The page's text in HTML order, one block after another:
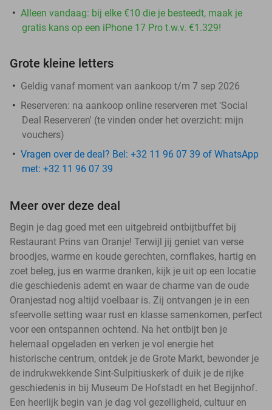
Alleen vandaag: bij elke €10 die je besteedt, maak je
gratis kans op een iPhone 17 Pro t.w.v. €1.329!
Grote kleine letters
Geldig vanaf moment van aankoop t/m 7 sep 2026
Reserveren: na aankoop online reserveren met 'Social
Deal Reserveren' (te vinden onder het overzicht: mijn
vouchers)
Vragen over de deal? Bel: +32 11 96 07 39 of WhatsApp
met: +32 11 96 07 39
Meer over deze deal
Begin je dag goed met een uitgebreid ontbijtbuffet bij
Restaurant Prins van Oranje! Terwijl jij geniet van verse
broodjes, warme en koude gerechten, cornflakes, hartig en
zoet beleg, jus en warme dranken, kijk je uit op een locatie
die geschiedenis ademt en waar de charme van de oude
Oranjestad nog altijd voelbaar is. Zij ontvangen je in een
sfeervolle setting waar rust en klasse samenkomen, perfect
voor een ontspannen ochtend. Na het ontbijt ben je
helemaal opgeladen en verken je vol energie het
historische centrum, ontdek je de Grote Markt, bewonder je
de indrukwekkende Sint-Sulpitiuskerk of duik je de rijke
geschiedenis in bij Museum De Hofstadt en het Begijnhof.
Een heerlijk begin van je dag vol gezelligheid, cultuur en